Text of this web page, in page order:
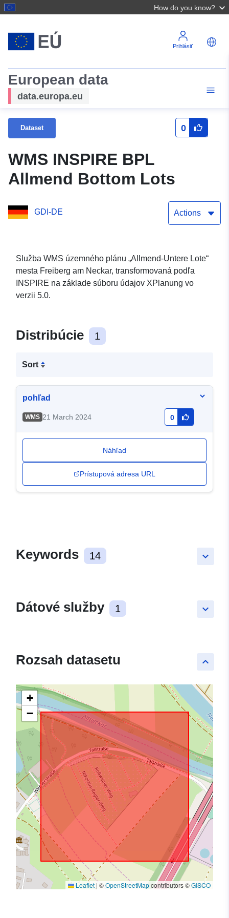
How do you know?
Prihlásiť
European data
data.europa.eu
Dataset 0
WMS INSPIRE BPL
Allmend Bottom Lots
GDI-DE Actions
Služba WMS územného plánu „Allmend-Untere Lote“
mesta Freiberg am Neckar, transformovaná podľa
INSPIRE na základe súboru údajov XPlanung vo
verzii 5.0.
Distribúcie 1
Sort
pohľad
WMS 21 March 2024 0
Náhľad
Prístupová adresa URL
keyboard_arrow_down
Keywords 14
keyboard_arrow_down
Dátové služby 1
keyboard_arrow_up
Rozsah datasetu
+
−
Leaflet | ©OpenStreetMapcontributors ©GISCO